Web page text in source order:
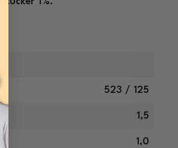
523 / 125
1,5
1,0